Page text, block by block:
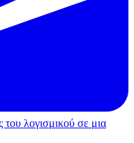
λογισμικού σε μια